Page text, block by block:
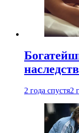
2 года спустя2